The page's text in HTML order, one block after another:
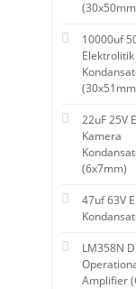
10000uf
Elektrolitik
22uF 25V
Kamera
(6x7mm)
47uf 63V
LM358N
Amplifier